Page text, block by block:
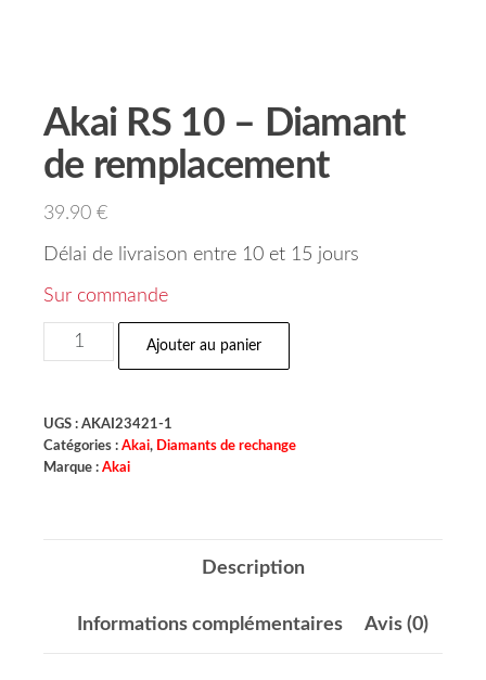
Akai RS 10 – Diamant
de remplacement
39.90 €
Délai de livraison entre 10 et 15 jours
Sur commande
Ajouter au panier
UGS : AKAI23421-1
Catégories : Akai, Diamants de rechange
Marque : Akai
Description
Informations complémentaires Avis (0)